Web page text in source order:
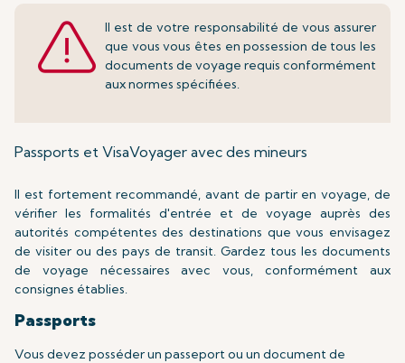
Il est de votre responsabilité de vous assurer
que vous vous êtes en possession de tous les
documents de voyage requis conformément
aux normes spécifiées.
Passports et VisaVoyager avec des mineurs
Il est fortement recommandé, avant de partir en voyage, de
vérifier les formalités d'entrée et de voyage auprès des
autorités compétentes des destinations que vous envisagez
de visiter ou des pays de transit. Gardez tous les documents
de voyage nécessaires avec vous, conformément aux
consignes établies.
Passports
Vous devez posséder un passeport ou un document de